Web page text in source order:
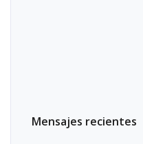
Mensajes recientes